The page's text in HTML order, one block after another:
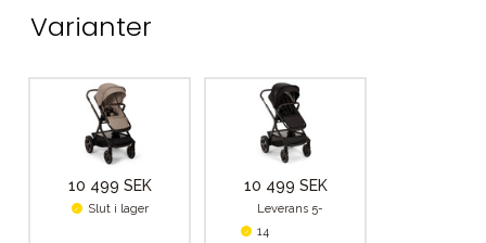
Varianter
10 499 SEK
Slut i lager
10 499 SEK
Leverans 5-
14